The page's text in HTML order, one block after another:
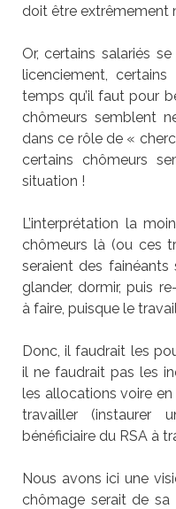
doit être extrêmement
Or, certains salariés
licenciement,
temps qu’il faut pour
chômeurs semblent
dans ce rôle de «
certains chômeurs
situation !
L’interprétation la
chômeurs là (ou ces
seraient des
glander, dormir, puis
à faire, puisque le
Donc, il faudrait les
il ne faudrait pas les
les allocations voire
travailler (instaurer
bénéficiaire du RSA à
Nous avons ici une
chômage serait de sa